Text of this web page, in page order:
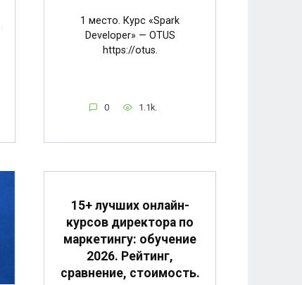
1 место. Курс «Spark
Developer» — OTUS
https://otus.
0 1.1k.
15+ лучших онлайн-
курсов директора по
маркетингу: обучение
2026. Рейтинг,
сравнение, стоимость.